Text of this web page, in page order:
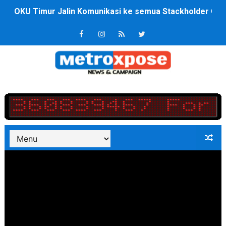
Jelang HUT RI ke 81Turnamen Olah Anak Muda Kota
Bobby Nasution Fokus Infrastruktur Daerah saat
Dukcapil SBB Layani Perubahan Akta Lama Menjadi
Kompol Pieter Fredy Matahelumual Resmi Jadi
Anggota DPRD SBB Beri Masukan kepada Kadis